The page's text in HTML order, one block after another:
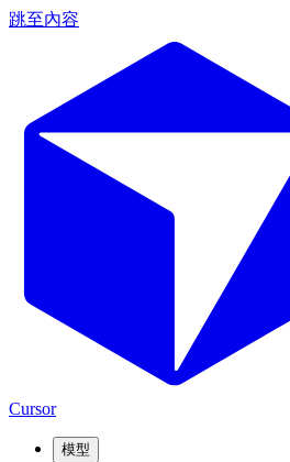
跳至內容
Cursor
模型